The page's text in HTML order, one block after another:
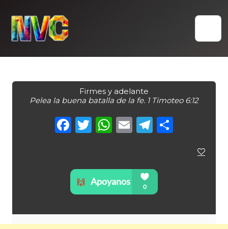
content
Firmes y adelante
Pelea la buena batalla de la fe. 1 Timoteo 6:12
Facebook
Twitter
WhatsApp
Email